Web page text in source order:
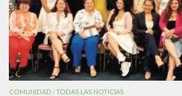
COMUNIDAD /TODAS LAS NOTICIAS